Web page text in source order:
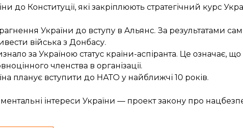
до Конституції, які закріплюють стратегічний курс
України до вступу в Альянс. За результатами
війська з Донбасу.
за Україною статус країни-аспіранта. Це означає,
членства в організації.
планує вступити до НАТО у найближчі 10 років.
інтереси України — проект закону про